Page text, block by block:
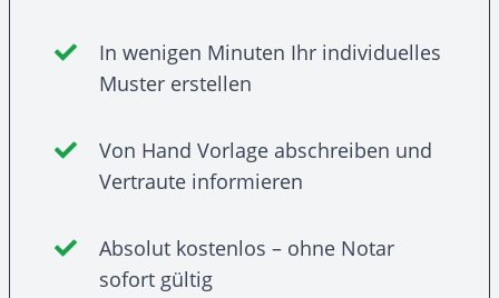
In wenigen Minuten Ihr individuelles
Muster erstellen
Von Hand Vorlage abschreiben und
Vertraute informieren
Absolut kostenlos – ohne Notar
sofort gültig